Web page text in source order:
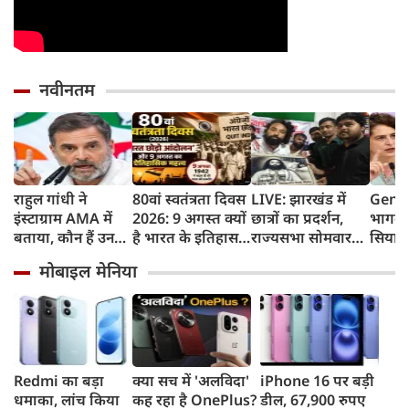
नवीनतम
राहुल गांधी ने
इंस्टाग्राम AMA में
बताया, कौन हैं उनका
80वां स्वतंत्रता दिवस
2026: 9 अगस्त क्यों
है भारत के इतिहास
जानिए भारत छोड़ो
आंदोलन की कहानी
LIVE: झारखंड में
छात्रों का प्रदर्शन,
राज्यसभा सोमवार
Gen
छात्रों
जरूरत
मोबाइल मेनिया
Redmi का बड़ा
धमाका, लांच किया
क्या सच में 'अलविदा'
कह रहा है OnePlus?
iPhone 16 पर बड़ी
डील, 67,900 रुपए